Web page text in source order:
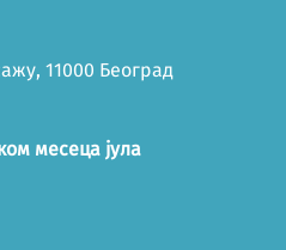
11000 Београд
месеца јула